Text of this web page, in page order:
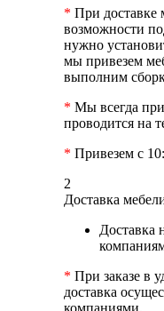
* При доставке
возможности
нужно
мы привезем
выполним
* Мы всегда
проводится на
* Привезем с
2
Доставка
Доставка
* При заказе в
доставка
компаниями.